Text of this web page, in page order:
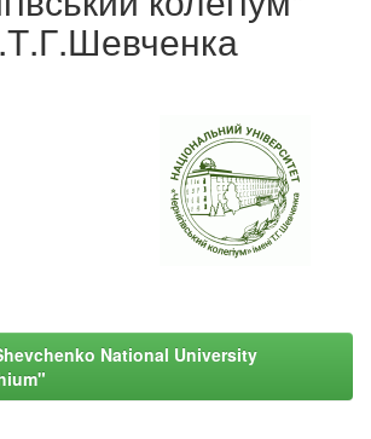
National University